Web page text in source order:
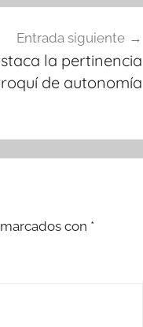
Entrada siguiente
la pertinencia
de autonomía
con *